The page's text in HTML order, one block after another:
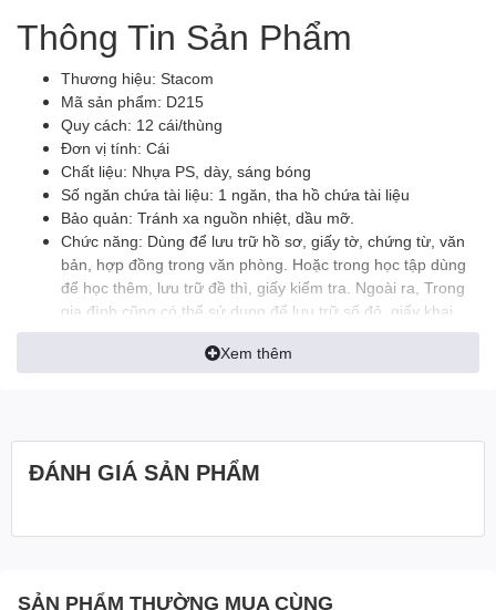
Thông Tin Sản Phẩm
Thương hiệu: Stacom
Mã sản phẩm: D215
Quy cách: 12 cái/thùng
Đơn vị tính: Cái
Chất liệu: Nhựa PS, dày, sáng bóng
Số ngăn chứa tài liệu: 1 ngăn, tha hồ chứa tài liệu
Bảo quản: Tránh xa nguồn nhiệt, dầu mỡ.
Chức năng: Dùng để lưu trữ hồ sơ, giấy tờ, chứng từ, văn
bản, hợp đồng trong văn phòng. Hoặc trong học tập dùng
để học thêm, lưu trữ đề thì, giấy kiểm tra. Ngoài ra, Trong
gia đình cũng có thể sử dụng để lưu trữ sổ đỏ, giấy khai
sinh, giấy tờ đóng tiền điện, tiền nước...
Khả năng lưu trữ được50-100tờ giấy khổ giấy A4
Xem thêm
ĐÁNH GIÁ SẢN PHẨM
SẢN PHẨM THƯỜNG MUA CÙNG